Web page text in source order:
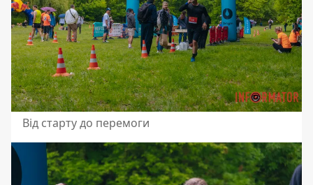
Від старту до перемоги